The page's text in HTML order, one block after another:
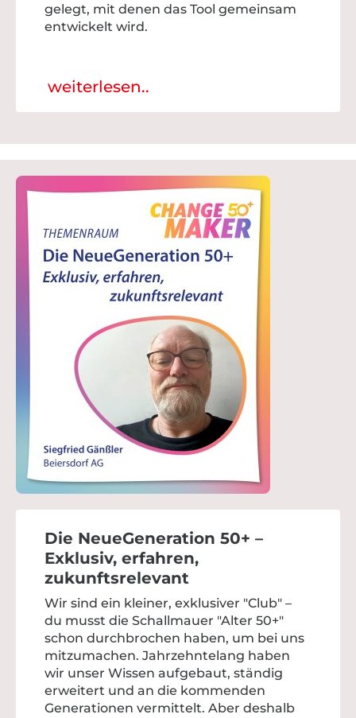
gelegt, mit denen das Tool gemeinsam
entwickelt wird.
weiterlesen..
Die NeueGeneration 50+ –
Exklusiv, erfahren,
zukunftsrelevant
Wir sind ein kleiner, exklusiver "Club" –
du musst die Schallmauer "Alter 50+"
schon durchbrochen haben, um bei uns
mitzumachen. Jahrzehntelang haben
wir unser Wissen aufgebaut, ständig
erweitert und an die kommenden
Generationen vermittelt. Aber deshalb